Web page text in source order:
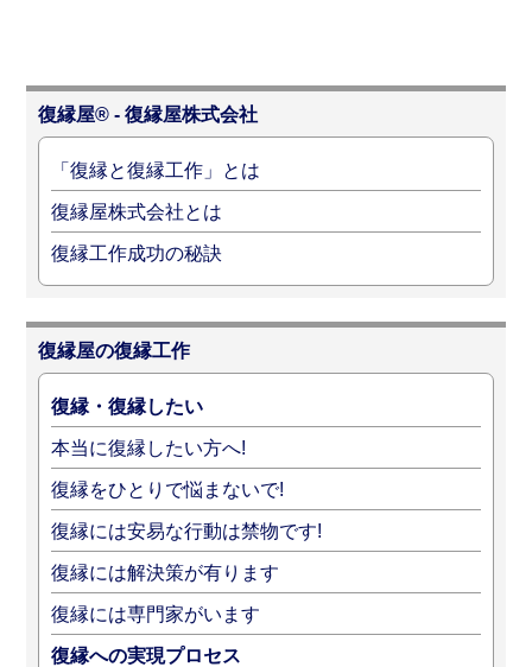
復縁屋® - 復縁屋株式会社
「復縁と復縁工作」とは
復縁屋株式会社とは
復縁工作成功の秘訣
復縁屋の復縁工作
復縁・復縁したい
本当に復縁したい方へ!
復縁をひとりで悩まないで!
復縁には安易な行動は禁物です!
復縁には解決策が有ります
復縁には専門家がいます
復縁への実現プロセス